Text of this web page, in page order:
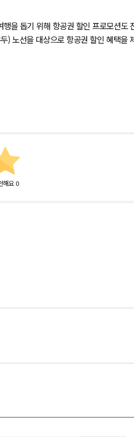
을 돕기 위해 항공권 할인 프로모션도
) 노선을 대상으로 항공권 할인 혜택을
해요 0